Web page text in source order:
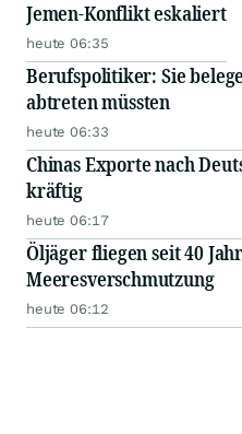
Jemen-Konflikt eskaliert
heute 06:35
Berufspolitiker: Sie
abtreten müssten
heute 06:33
Chinas Exporte nach
kräftig
heute 06:17
Öljäger fliegen seit 40
Meeresverschmutzung
heute 06:12